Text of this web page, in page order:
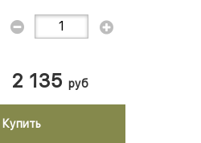
2 135 руб
Купить